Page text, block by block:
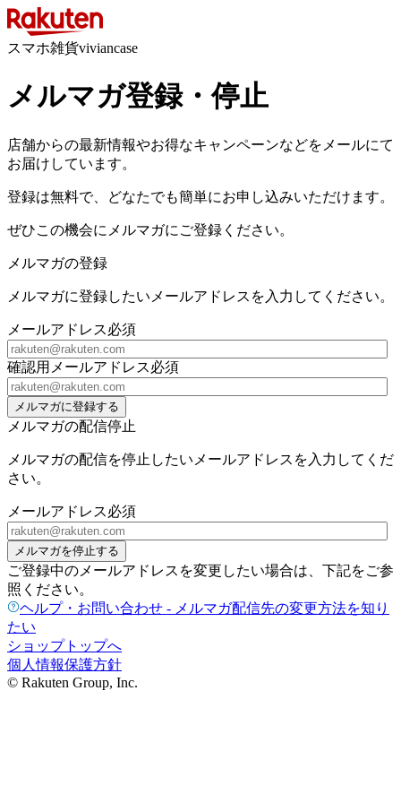
スマホ雑貨viviancase
メルマガ登録・停止
店舗からの最新情報やお得なキャンペーンなどをメールにて
お届けしています。
登録は無料で、どなたでも簡単にお申し込みいただけます。
ぜひこの機会にメルマガにご登録ください。
メルマガの登録
メルマガに登録したいメールアドレスを入力してください。
メールアドレス必須
確認用メールアドレス必須
メルマガに登録する
メルマガの配信停止
メルマガの配信を停止したいメールアドレスを入力してくだ
さい。
メールアドレス必須
メルマガを停止する
ご登録中のメールアドレスを変更したい場合は、下記をご参
照ください。
ヘルプ・お問い合わせ - メルマガ配信先の変更方法を知り
たい
ショップトップへ
個人情報保護方針
© Rakuten Group, Inc.